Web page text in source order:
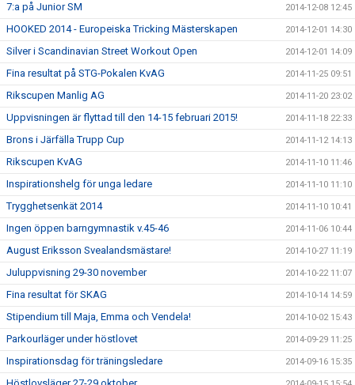
7:a på Junior SM 2014-12-08 12:45
HOOKED 2014 - Europeiska Tricking Mästerskapen 2014-12-01 14:30
Silver i Scandinavian Street Workout Open 2014-12-01 14:09
Fina resultat på STG-Pokalen KvAG 2014-11-25 09:51
Rikscupen Manlig AG 2014-11-20 23:02
Uppvisningen är flyttad till den 14-15 februari 2015! 2014-11-18 22:33
Brons i Järfälla Trupp Cup 2014-11-12 14:13
Rikscupen KvAG 2014-11-10 11:46
Inspirationshelg för unga ledare 2014-11-10 11:10
Trygghetsenkät 2014 2014-11-10 10:41
Ingen öppen barngymnastik v.45-46 2014-11-06 10:44
August Eriksson Svealandsmästare! 2014-10-27 11:19
Juluppvisning 29-30 november 2014-10-22 11:07
Fina resultat för SKAG 2014-10-14 14:59
Stipendium till Maja, Emma och Vendela! 2014-10-02 15:43
Parkourläger under höstlovet 2014-09-29 11:25
Inspirationsdag för träningsledare 2014-09-16 15:35